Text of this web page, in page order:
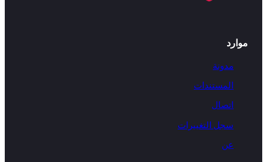
موارد
مدونة
المستندات
اتصال
سجل التغييرات
عن